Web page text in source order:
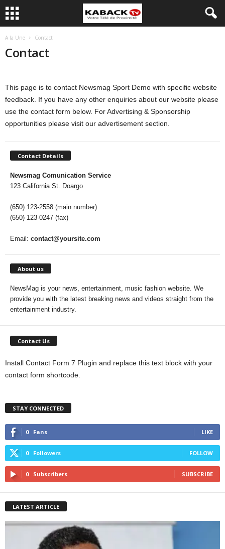
A la Une Contact
Contact
This page is to contact Newsmag Sport Demo with specific website
feedback. If you have any other enquiries about our website please
use the contact form below. For Advertising & Sponsorship
opportunities please visit our advertisement section.
Contact Details
Newsmag Comunication Service
123 California St. Doargo
(650) 123-2558 (main number)
(650) 123-0247 (fax)
Email: contact@yoursite.com
About us
NewsMag is your news, entertainment, music fashion website. We
provide you with the latest breaking news and videos straight from the
entertainment industry.
Contact Us
Install Contact Form 7 Plugin and replace this text block with your
contact form shortcode.
STAY CONNECTED
0 Fans LIKE
0 Followers FOLLOW
0 Subscribers SUBSCRIBE
LATEST ARTICLE